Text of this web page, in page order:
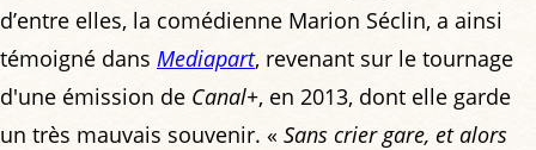
d’entre elles, la comédienne Marion Séclin, a ainsi
témoigné dans Mediapart, revenant sur le tournage
d'une émission de Canal+, en 2013, dont elle garde
un très mauvais souvenir. « Sans crier gare, et alors